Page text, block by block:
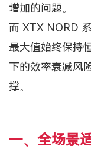
增加的问题。
而 XTX NORD
最大值始终保持
下的效率衰减风
撑。
一、全场景